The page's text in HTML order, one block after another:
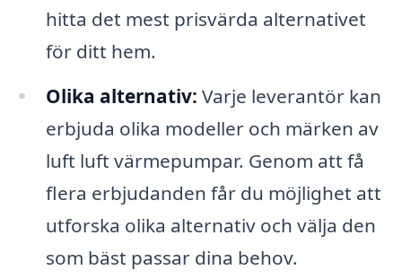
hitta det mest prisvärda alternativet
för ditt hem.
Olika alternativ: Varje leverantör kan
erbjuda olika modeller och märken av
luft luft värmepumpar. Genom att få
flera erbjudanden får du möjlighet att
utforska olika alternativ och välja den
som bäst passar dina behov.